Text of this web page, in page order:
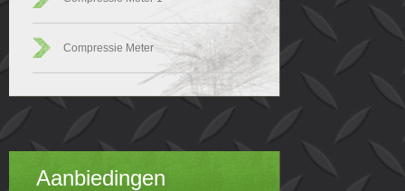
Compressie Meter
Aanbiedingen